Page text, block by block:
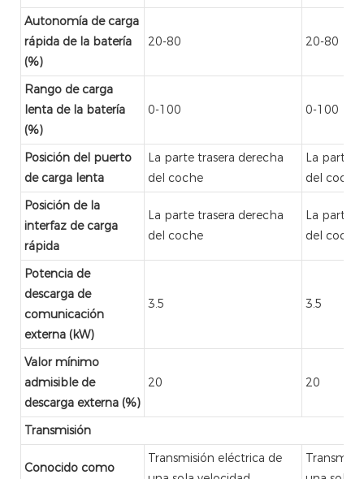
Autonomía de carga
rápida de la batería
(%)
20-80 20-80
Rango de carga
lenta de la batería
(%)
0-100 0-100
Posición del puerto
de carga lenta
La parte trasera derecha
del coche
La parte
del coche
Posición de la
interfaz de carga
rápida
La parte trasera derecha
del coche
La parte
del coche
Potencia de
descarga de
comunicación
externa (kW)
3.5 3.5
Valor mínimo
admisible de
descarga externa (%)
20 20
Transmisión
Conocido como
Transmisión eléctrica de